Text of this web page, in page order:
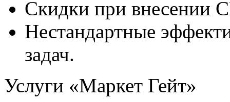
Скидки при внесении
Нестандартные
задач.
Услуги «Маркет Гейт»